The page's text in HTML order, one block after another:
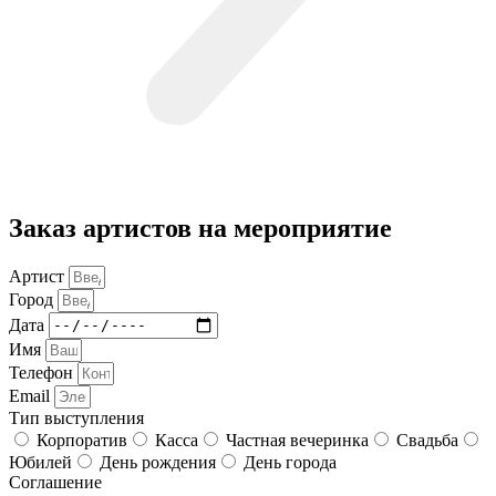
Заказ артистов на мероприятие
Артист
Город
Дата
Имя
Телефон
Email
Тип выступления
Корпоратив
Касса Частная вечеринка
Свадьба
Юбилей
День рождения
День города
Соглашение